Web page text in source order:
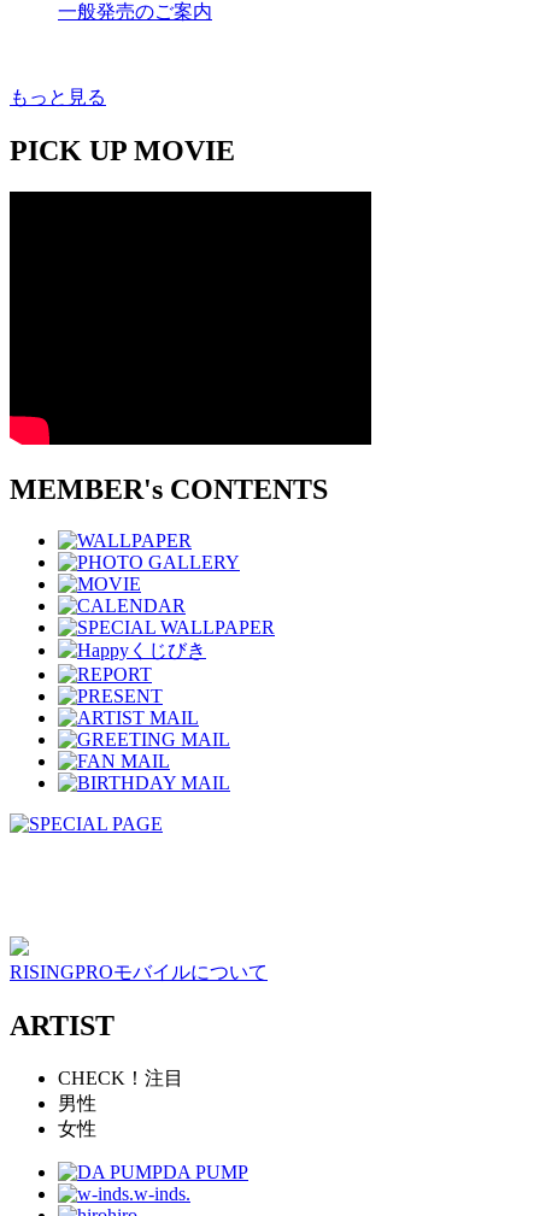
一般発売のご案内
もっと見る
PICK UP MOVIE
MEMBER's CONTENTS
RISINGPROモバイルについて
ARTIST
CHECK！注目
男性
女性
DA PUMP
w-inds.